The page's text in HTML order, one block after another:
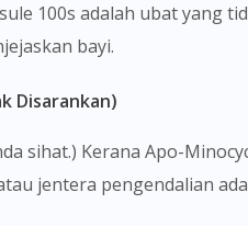
100s adalah ubat yang
bayi.
Disarankan)
sihat.) Kerana Apo-
jentera pengendalian